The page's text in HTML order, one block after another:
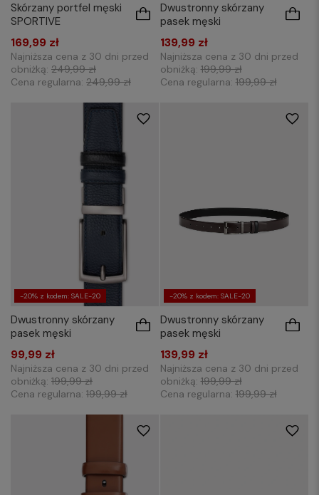
Skórzany portfel męski
SPORTIVE
169,99 zł
Najniższa cena z 30 dni przed
obniżką: 249,99 zł
Cena regularna: 249,99 zł
Dwustronny skórzany
pasek męski
139,99 zł
Najniższa cena z 30 dni przed
obniżką:199,99 zł
Cena regularna:199,99 zł
-20% z kodem: SALE-20
105
Dwustronny skórzany
pasek męski
99,99 zł
Najniższa cena z 30 dni przed
obniżką: 199,99 zł
Cena regularna: 199,99 zł
-20% z kodem: SALE-20
Dwustronny skórzany
pasek męski
139,99 zł
Najniższa cena z 30 dni przed
obniżką:199,99 zł
Cena regularna:199,99 zł
85 90 95 100 85 90 95 100